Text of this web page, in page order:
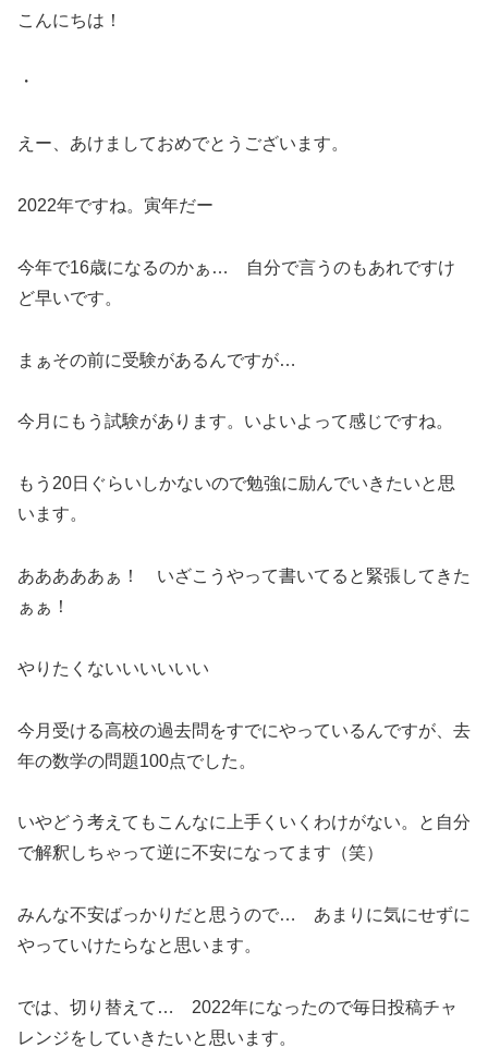
こんにちは！
・
えー、あけましておめでとうございます。
2022年ですね。寅年だー
今年で16歳になるのかぁ… 自分で言うのもあれですけ
ど早いです。
まぁその前に受験があるんですが…
今月にもう試験があります。いよいよって感じですね。
もう20日ぐらいしかないので勉強に励んでいきたいと思
います。
あああああぁ！ いざこうやって書いてると緊張してきた
ぁぁ！
やりたくないいいいいい
今月受ける高校の過去問をすでにやっているんですが、去
年の数学の問題100点でした。
いやどう考えてもこんなに上手くいくわけがない。と自分
で解釈しちゃって逆に不安になってます（笑）
みんな不安ばっかりだと思うので… あまりに気にせずに
やっていけたらなと思います。
では、切り替えて… 2022年になったので毎日投稿チャ
レンジをしていきたいと思います。